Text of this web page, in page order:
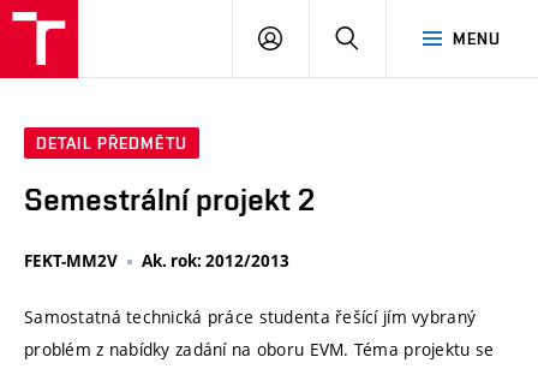
MENU
PŘIHLÁSIT
DETAIL PŘEDMĚTU
Semestrální projekt 2
FEKT-MM2V Ak. rok: 2012/2013
Samostatná technická práce studenta řešící jím vybraný
problém z nabídky zadání na oboru EVM. Téma projektu se